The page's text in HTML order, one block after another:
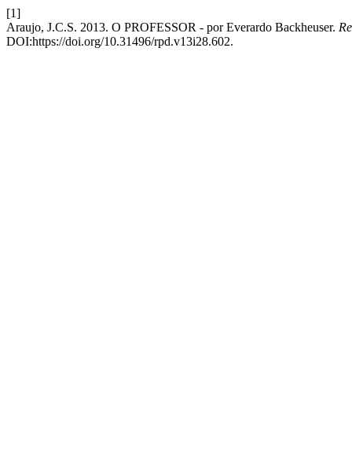
[1]
Araujo, J.C.S. 2013. O PROFESSOR - por Everardo Backheuser.
DOI:https://doi.org/10.31496/rpd.v13i28.602.